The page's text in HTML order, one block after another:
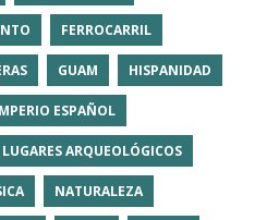
FERROCARRIL
GUAM HISPANIDAD
ESPAÑOL
LUGARES ARQUEOLÓGICOS
NATURALEZA